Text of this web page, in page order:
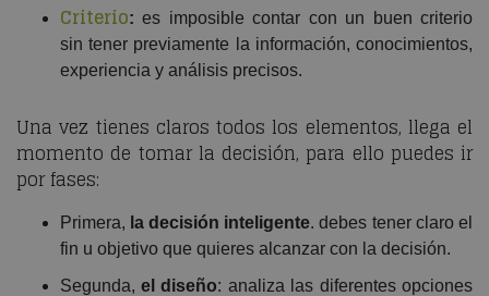
Criterio: es imposible contar con un buen criterio
sin tener previamente la información, conocimientos,
experiencia y análisis precisos.
Una vez tienes claros todos los elementos, llega el
momento de tomar la decisión, para ello puedes ir
por fases:
Primera, la decisión inteligente. debes tener claro el
fin u objetivo que quieres alcanzar con la decisión.
Segunda, el diseño: analiza las diferentes opciones